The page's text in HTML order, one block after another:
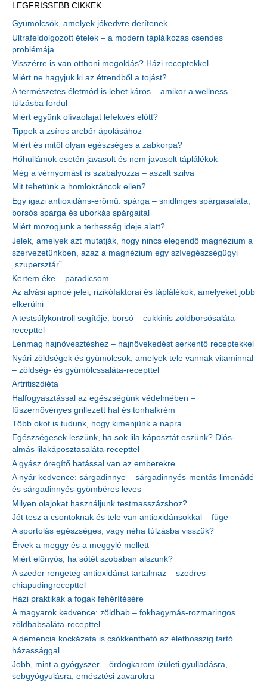
LEGFRISSEBB CIKKEK
Gyümölcsök, amelyek jókedvre derítenek
Ultrafeldolgozott ételek – a modern táplálkozás csendes
problémája
Visszérre is van otthoni megoldás? Házi receptekkel
Miért ne hagyjuk ki az étrendből a tojást?
A természetes életmód is lehet káros – amikor a wellness
túlzásba fordul
Miért együnk olívaolajat lefekvés előtt?
Tippek a zsíros arcbőr ápolásához
Miért és mitől olyan egészséges a zabkorpa?
Hőhullámok esetén javasolt és nem javasolt táplálékok
Még a vérnyomást is szabályozza – aszalt szilva
Mit tehetünk a homlokráncok ellen?
Egy igazi antioxidáns-erőmű: spárga – snidlinges spárgasaláta,
borsós spárga és uborkás spárgaital
Miért mozogjunk a terhesség ideje alatt?
Jelek, amelyek azt mutatják, hogy nincs elegendő magnézium a
szervezetünkben, azaz a magnézium egy szívegészségügyi
„szupersztár”
Kertem éke – paradicsom
Az alvási apnoé jelei, rizikófaktorai és táplálékok, amelyeket jobb
elkerülni
A testsúlykontroll segítője: borsó – cukkinis zöldborsósaláta-
recepttel
Lenmag hajnövesztéshez – hajnövekedést serkentő receptekkel
Nyári zöldségek és gyümölcsök, amelyek tele vannak vitaminnal
– zöldség- és gyümölcssaláta-recepttel
Artritiszdiéta
Halfogyasztással az egészségünk védelmében –
fűszernövényes grillezett hal és tonhalkrém
Több okot is tudunk, hogy kimenjünk a napra
Egészségesek leszünk, ha sok lila káposztát eszünk? Diós-
almás lilakáposztasaláta-recepttel
A gyász öregítő hatással van az emberekre
A nyár kedvence: sárgadinnye – sárgadinnyés-mentás limonádé
és sárgadinnyés-gyömbéres leves
Milyen olajokat használjunk testmasszázshoz?
Jót tesz a csontoknak és tele van antioxidánsokkal – füge
A sportolás egészséges, vagy néha túlzásba visszük?
Érvek a meggy és a meggylé mellett
Miért előnyös, ha sötét szobában alszunk?
A szeder rengeteg antioxidánst tartalmaz – szedres
chiapudingrecepttel
Házi praktikák a fogak fehérítésére
A magyarok kedvence: zöldbab – fokhagymás-rozmaringos
zöldbabsaláta-recepttel
A demencia kockázata is csökkenthető az élethosszig tartó
házassággal
Jobb, mint a gyógyszer – ördögkarom ízületi gyulladásra,
sebgyógyulásra, emésztési zavarokra